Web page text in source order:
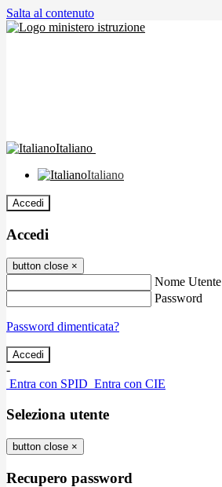
Salta al contenuto
Italiano
Italiano
Accedi
Accedi
button close ×
Nome Utente
Password
Password dimenticata?
-
Entra con SPID Entra con CIE
Seleziona utente
button close ×
Recupero password